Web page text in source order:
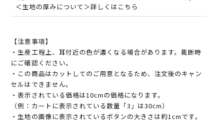
＜生地の厚みについて＞詳しくはこちら
【注意事項】
・生産工程上、耳付近の色が濃くなる場合があります。裁断時
にご確認ください。
・この商品はカットしてのご用意となるため、注文後のキャン
セルはできません。
・表示されている価格は10cmの価格になります。
（例：カートに表示されている数量「3」は30cm）
・生地の画像に表示されているボタンの大きさは約1cmです。